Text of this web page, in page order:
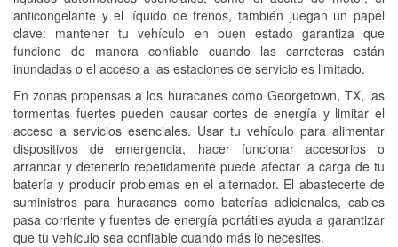
anticongelante y el líquido de frenos, también juegan un papel
clave: mantener tu vehículo en buen estado garantiza que
funcione de manera confiable cuando las carreteras están
inundadas o el acceso a las estaciones de servicio es limitado.
En zonas propensas a los huracanes como Georgetown, TX, las
tormentas fuertes pueden causar cortes de energía y limitar el
acceso a servicios esenciales. Usar tu vehículo para alimentar
dispositivos de emergencia, hacer funcionar accesorios o
arrancar y detenerlo repetidamente puede afectar la carga de tu
batería y producir problemas en el alternador. El abastecerte de
suministros para huracanes como baterías adicionales, cables
pasa corriente y fuentes de energía portátiles ayuda a garantizar
que tu vehículo sea confiable cuando más lo necesites.
Programa de Préstamo de
Herramientas
Rectificación de tambores y discos de
freno
Hurricane Supplies
Tornado Supplies
Conoce más